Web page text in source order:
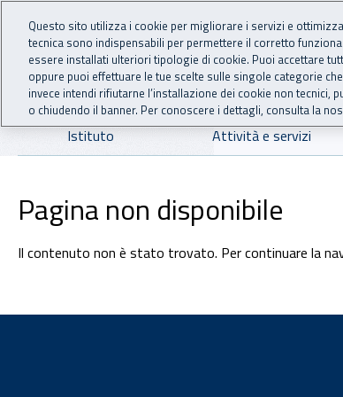
Vai al menu principale
Vai al contenuto principale
INAIL - Istituto
Navigazione principale
Istituto Attività e servizi
Pagina non disponibile
Il contenuto non è stato trovato. Per continuare la
Questo sito utilizza i cookie per migliorare i servizi e
tecnica sono indispensabili per permettere il corretto
essere installati ulteriori tipologie di cookie. Puoi accettare tutti
oppure puoi effettuare le tue scelte sulle singole categorie che
invece intendi rifiutarne l’installazione dei cookie non tecnici,
o chiudendo il banner. Per conoscere i dettagli, consulta la